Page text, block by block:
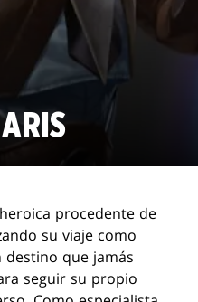
procedente de
su viaje como
destino que jamás
seguir su propio